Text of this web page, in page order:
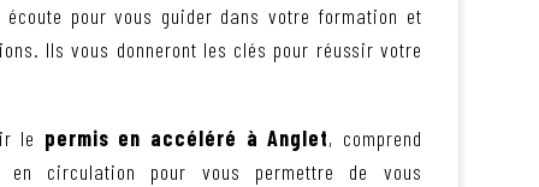
pour vous guider dans votre formation et
Ils vous donneront les clés pour réussir votre
le permis en accéléré à Anglet, comprend
en circulation pour vous permettre de vous